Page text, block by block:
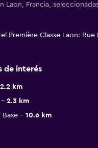
Laon, Francia,
Première Classe Laon: Rue
de interés
2.2 km
2.3 km
Base
10.6 km